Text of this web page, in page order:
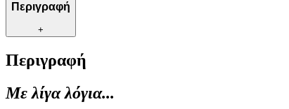
Περιγραφή
+
Περιγραφή
Με λίγα λόγια...